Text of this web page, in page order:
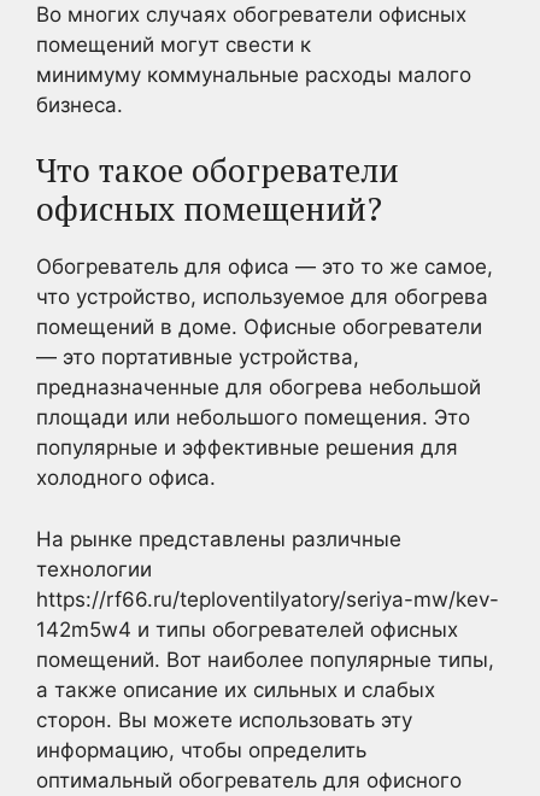
Во многих случаях обогреватели офисных
помещений могут свести к
минимуму коммунальные расходы малого
бизнеса.
Что такое обогреватели
офисных помещений?
Обогреватель для офиса — это то же самое,
что устройство, используемое для обогрева
помещений в доме. Офисные обогреватели
— это портативные устройства,
предназначенные для обогрева небольшой
площади или небольшого помещения. Это
популярные и эффективные решения для
холодного офиса.
На рынке представлены различные
технологии
https://rf66.ru/teploventilyatory/seriya-mw/kev-
142m5w4 и типы обогревателей офисных
помещений. Вот наиболее популярные типы,
а также описание их сильных и слабых
сторон. Вы можете использовать эту
информацию, чтобы определить
оптимальный обогреватель для офисного